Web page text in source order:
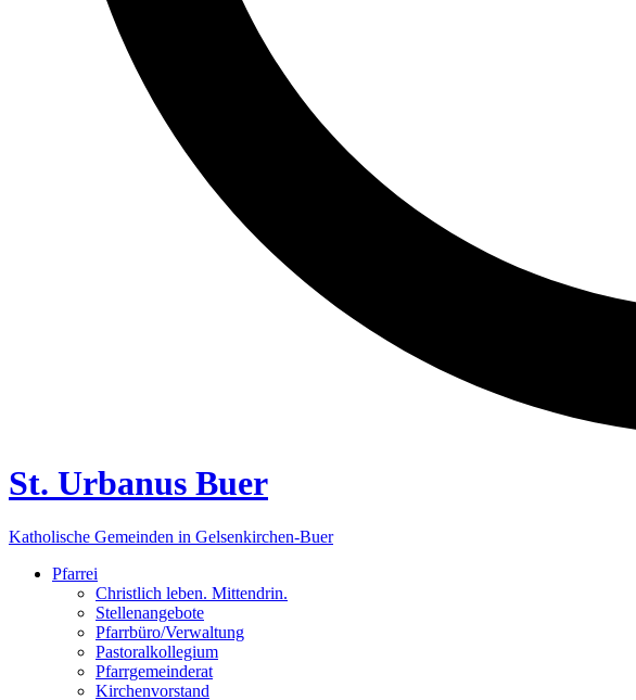
St. Urbanus Buer
Katholische Gemeinden in Gelsenkirchen-Buer
Pfarrei
Christlich leben. Mittendrin.
Stellenangebote
Pfarrbüro/Verwaltung
Pastoralkollegium
Pfarrgemeinderat
Kirchenvorstand